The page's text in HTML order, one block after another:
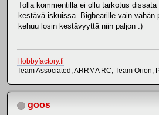
Tolla kommentilla ei ollu tarkotus
kestävä iskuissa. Bigbearille vain vähän
kehuu losin kestävyyttä niin paljon :)
Hobbyfactory.fi
Team Associated, ARRMA RC, Team Orion,
goos